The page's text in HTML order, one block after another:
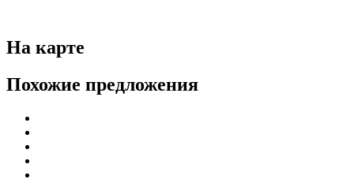
На карте
Похожие предложения